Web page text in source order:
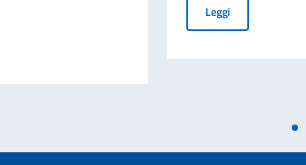
ITALIANI IN PROCINTO DI RAGGIUNGERE LA GRECIA
LeggiElezioni dei